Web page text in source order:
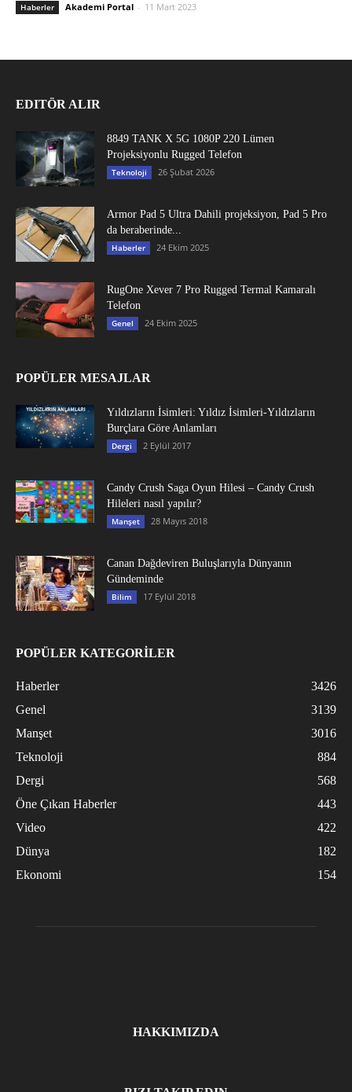
Haberler Akademi Portal - 11 Mart 2023
EDITÖR ALIR
8849 TANK X 5G 1080P 220 Lümen
Projeksiyonlu Rugged Telefon
Teknoloji 26 Şubat 2026
Armor Pad 5 Ultra Dahili projeksiyon, Pad 5 Pro
da beraberinde...
Haberler 24 Ekim 2025
RugOne Xever 7 Pro Rugged Termal Kamaralı
Telefon
Genel 24 Ekim 2025
POPÜLER MESAJLAR
Yıldızların İsimleri: Yıldız İsimleri-Yıldızların
Burçlara Göre Anlamları
Dergi 2 Eylül 2017
Candy Crush Saga Oyun Hilesi – Candy Crush
Hileleri nasıl yapılır?
Manşet 28 Mayıs 2018
Canan Dağdeviren Buluşlarıyla Dünyanın
Gündeminde
Bilim 17 Eylül 2018
POPÜLER KATEGORİLER
Haberler
3426
Genel
3139
Manşet
3016
Teknoloji
884
Dergi
568
Öne Çıkan Haberler
443
Video
422
Dünya
182
Ekonomi
154
HAKKIMIZDA